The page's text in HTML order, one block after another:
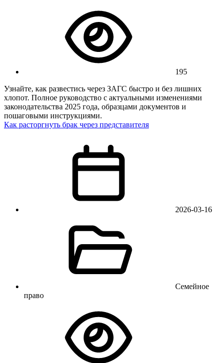
195
Узнайте, как развестись через ЗАГС быстро и без лишних
хлопот. Полное руководство с актуальными изменениями
законодательства 2025 года, образцами документов и
пошаговыми инструкциями.
Как расторгнуть брак через представителя
2026-03-16
Семейное
право